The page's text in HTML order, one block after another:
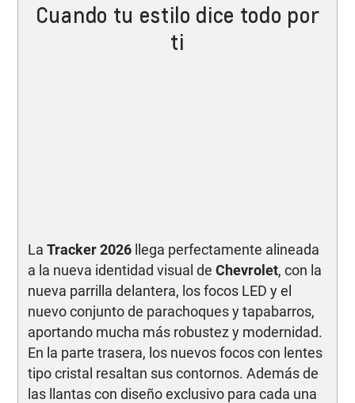
Cuando tu estilo dice todo por
ti
La Tracker 2026llega perfectamente alineada
a la nueva identidad visual de Chevrolet, con la
nueva parrilla delantera, los focos LED y el
nuevo conjunto de parachoques y tapabarros,
aportando mucha más robustez y modernidad.
En la parte trasera, los nuevos focos con lentes
tipo cristal resaltan sus contornos. Además de
las llantas con diseño exclusivo para cada una